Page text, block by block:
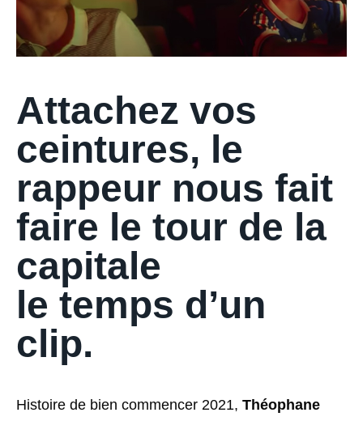
Attachez vos
ceintures, le
rappeur nous fait
faire le tour de la
capitale
le temps d’un
clip.
Histoire de bien commencer 2021, Théophane